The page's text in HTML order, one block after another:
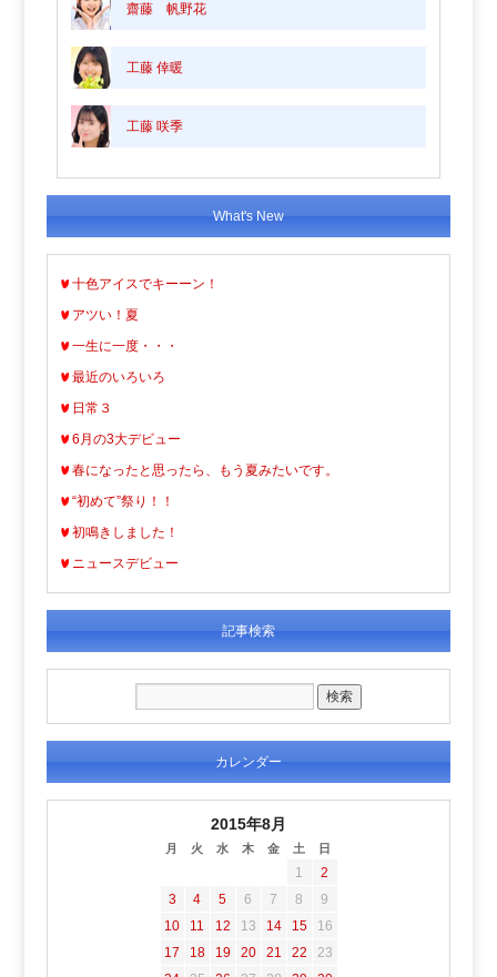
齋藤 帆野花
工藤 倖暖
工藤 咲季
What's New
十色アイスでキーーン！
アツい！夏
一生に一度・・・
最近のいろいろ
日常３
6月の3大デビュー
春になったと思ったら、もう夏みたいです。
“初めて”祭り！！
初鳴きしました！
ニュースデビュー
記事検索
カレンダー
2015年8月
月 火 水 木 金 土 日
1
2
3
4 5 6 7 8
9
10
11 12 13 14 15
16
17
18 19 20 21 22
23